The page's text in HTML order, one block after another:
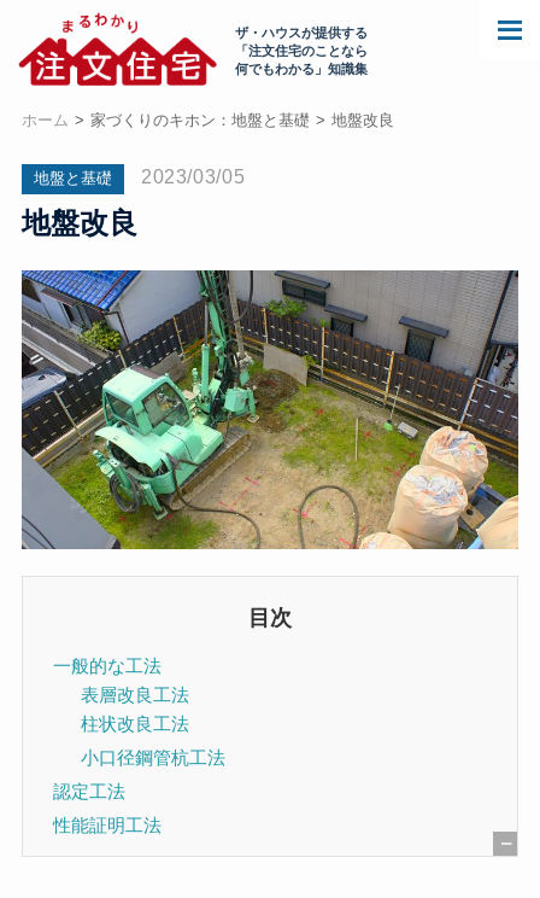
ザ・ハウスが提供する
「注文住宅のことなら
何でもわかる」知識集
ホーム 家づくりのキホン：地盤と基礎 地盤改良
地盤と基礎 2023/03/05
地盤改良
目次
[
一般的な工法
表層改良工法
柱状改良工法
小口径鋼管杭工法
認定工法
性能証明工法